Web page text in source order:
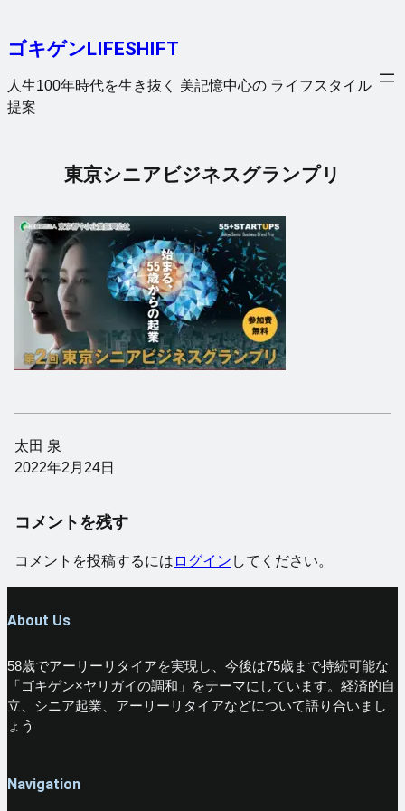
を
ス
キ
ゴキゲンLIFESHIFT
人生100年時代を生き抜く 美記憶中心の ライフスタイル
提案
東京シニアビジネスグランプリ
太田 泉
2022年2月24日
コメントを残す
コメントを投稿するには ログイン してください。
About Us
58歳でアーリーリタイアを実現し、今後は75歳まで持続可能な
「ゴキゲン×ヤリガイの調和」をテーマにしています。経済的自
立、シニア起業、アーリーリタイアなどについて語り合いまし
ょう
Navigation